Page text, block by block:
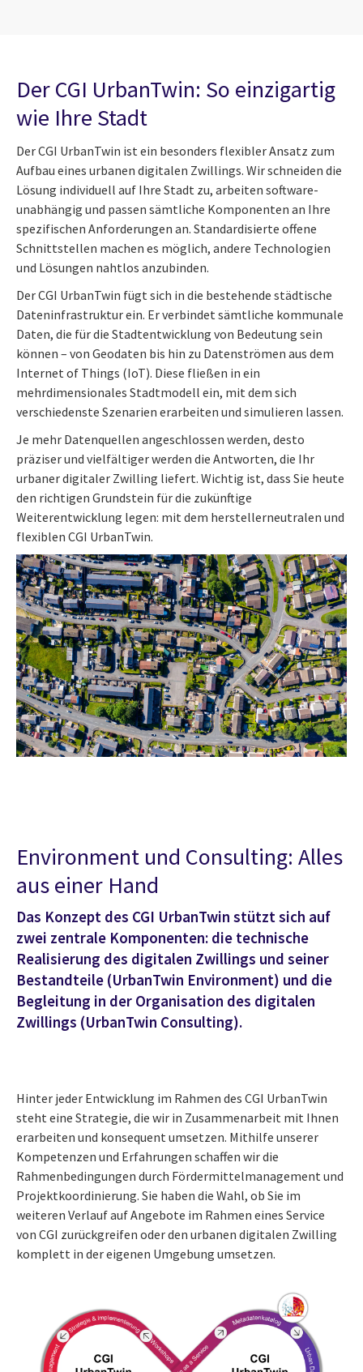
Der CGI UrbanTwin: So einzigartig
wie Ihre Stadt
Der CGI UrbanTwin ist ein besonders flexibler Ansatz zum
Aufbau eines urbanen digitalen Zwillings. Wir schneiden die
Lösung individuell auf Ihre Stadt zu, arbeiten software-
unabhängig und passen sämtliche Komponenten an Ihre
spezifischen Anforderungen an. Standardisierte offene
Schnittstellen machen es möglich, andere Technologien
und Lösungen nahtlos anzubinden.
Der CGI UrbanTwin fügt sich in die bestehende städtische
Dateninfrastruktur ein. Er verbindet sämtliche kommunale
Daten, die für die Stadtentwicklung von Bedeutung sein
können – von Geodaten bis hin zu Datenströmen aus dem
Internet of Things (IoT). Diese fließen in ein
mehrdimensionales Stadtmodell ein, mit dem sich
verschiedenste Szenarien erarbeiten und simulieren lassen.
Je mehr Datenquellen angeschlossen werden, desto
präziser und vielfältiger werden die Antworten, die Ihr
urbaner digitaler Zwilling liefert. Wichtig ist, dass Sie heute
den richtigen Grundstein für die zukünftige
Weiterentwicklung legen: mit dem herstellerneutralen und
flexiblen CGI UrbanTwin.
Environment und Consulting: Alles
aus einer Hand
Das Konzept des CGI UrbanTwin stützt sich auf
zwei zentrale Komponenten: die technische
Realisierung des digitalen Zwillings und seiner
Bestandteile (UrbanTwin Environment) und die
Begleitung in der Organisation des digitalen
Zwillings (UrbanTwin Consulting).
Hinter jeder Entwicklung im Rahmen des CGI UrbanTwin
steht eine Strategie, die wir in Zusammenarbeit mit Ihnen
erarbeiten und konsequent umsetzen. Mithilfe unserer
Kompetenzen und Erfahrungen schaffen wir die
Rahmenbedingungen durch Fördermittelmanagement und
Projektkoordinierung. Sie haben die Wahl, ob Sie im
weiteren Verlauf auf Angebote im Rahmen eines Service
von CGI zurückgreifen oder den urbanen digitalen Zwilling
komplett in der eigenen Umgebung umsetzen.